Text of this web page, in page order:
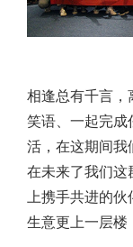
相逢总有千言，
笑语、一起完成
活，在这期间我
在未来了我们这
上携手共进的
生意更上一层楼